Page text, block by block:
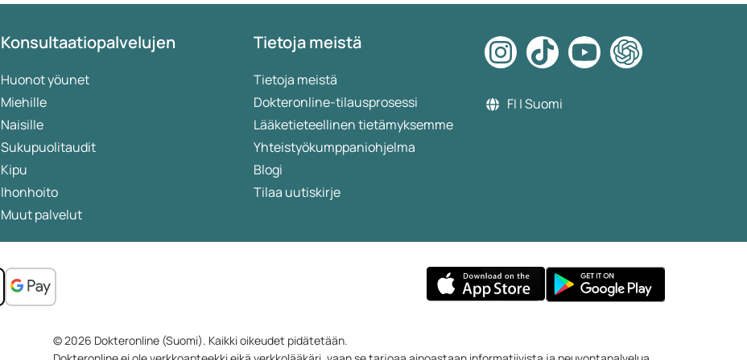
Konsultaatiopalvelujen
Huonot yöunet
Miehille
Naisille
Sukupuolitaudit
Kipu
Ihonhoito
Muut palvelut
Tietoja meistä
Tietoja meistä
Dokteronline-tilausprosessi
Lääketieteellinen tietämyksemme
Yhteistyökumppaniohjelma
Blogi
Tilaa uutiskirje
FI | Suomi
© 2026 Dokteronline (Suomi). Kaikki oikeudet pidätetään.